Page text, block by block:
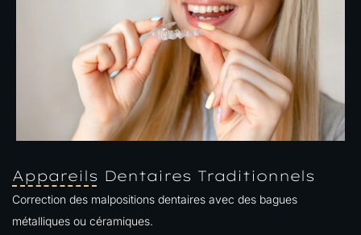
Appareils Dentaires Traditionnels
Correction des malpositions dentaires avec des bagues
métalliques ou céramiques.